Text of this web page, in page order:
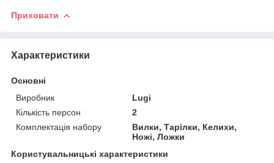
Приховати
Характеристики
Основні
Виробник
Lugi
Кількість персон
2
Комплектація набору
Вилки, Тарілки, Келихи,
Ножі, Ложки
Користувальницькі характеристики